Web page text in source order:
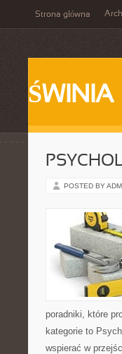
Strona główna
ŚWINIA
POSTED BY
poradniki, które
kategorie to
wspierać w